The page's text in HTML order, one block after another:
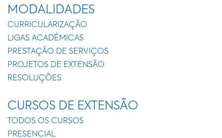
MODALIDADES
CURRICULARIZAÇÃO
LIGAS ACADÊMICAS
PRESTAÇÃO DE SERVIÇOS
PROJETOS DE EXTENSÃO
RESOLUÇÕES
CURSOS DE EXTENSÃO
TODOS OS CURSOS
PRESENCIAL